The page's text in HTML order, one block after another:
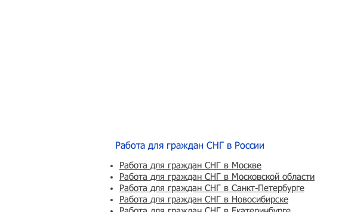
Работа для граждан СНГ в России
Работа для граждан СНГ в Москве
Работа для граждан СНГ в Московской области
Работа для граждан СНГ в Санкт-Петербурге
Работа для граждан СНГ в Новосибирске